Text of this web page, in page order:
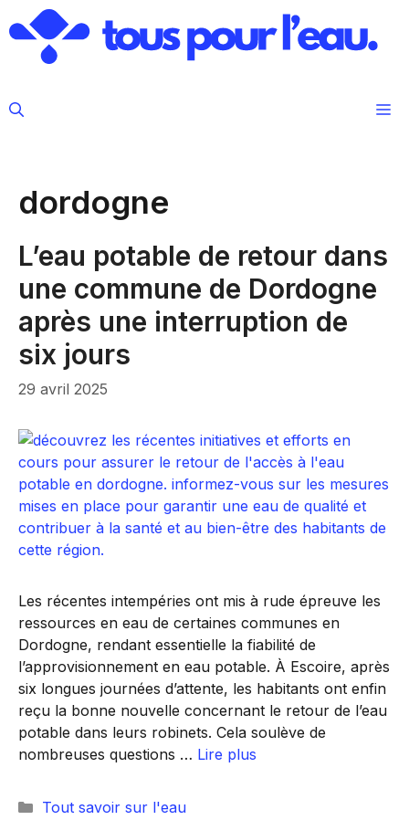
au
contenu
dordogne
L’eau potable de retour dans
une commune de Dordogne
après une interruption de
six jours
29 avril 2025
Les récentes intempéries ont mis à rude épreuve les
ressources en eau de certaines communes en
Dordogne, rendant essentielle la fiabilité de
l’approvisionnement en eau potable. À Escoire, après
six longues journées d’attente, les habitants ont enfin
reçu la bonne nouvelle concernant le retour de l’eau
potable dans leurs robinets. Cela soulève de
nombreuses questions … Lire plus
Catégories
Tout savoir sur l'eau